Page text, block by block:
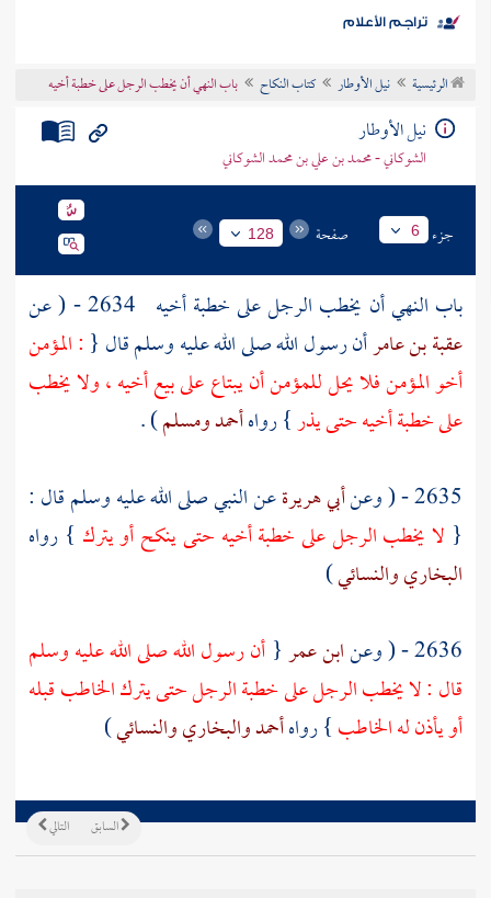
موضوعي
تراجم الأعلام
الرئيسية نيل الأوطار كتاب النكاح باب النهي أن يخطب الرجل على خطبة أخيه
نيل الأوطار
الشوكاني - محمد بن علي بن محمد الشوكاني
جزء 6 صفحة 128
باب النهي أن يخطب الرجل على خطبة أخيه
عقبة بن عامرأن رسول الله صلى الله عليه وسلم قال { : المؤمن
أخو المؤمن فلا يحل للمؤمن أن يبتاع على بيع أخيه ، ولا يخطب
على خطبة أخيه حتى يذر} رواهأحمدومسلم) .
2635 - ( وعن
أبي هريرةعن النبي صلى الله عليه وسلم قال :
{ لا يخطب الرجل على خطبة أخيه حتى ينكح أو يترك } رواه
البخاريوالنسائي)
2636 - ( وعن
ابن عمر{ أن رسول الله صلى الله عليه وسلم
قال : لا يخطب الرجل على خطبة الرجل حتى يترك الخاطب قبله
أو يأذن له الخاطب} رواهأحمدوالبخاريوالنسائي)
التالي السابق